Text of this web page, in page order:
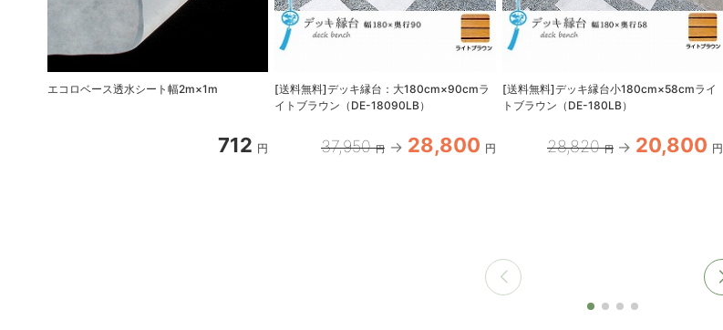
エコロベース透水シート幅2m×1m
712 円
[送料無料]デッキ縁台：大180cm×90cmラ
イトブラウン（DE-18090LB）
37,950 円 28,800 円
[送料無料]デッキ縁台小180cm×58cmライ
トブラウン（DE-180LB）
28,820 円 20,800 円